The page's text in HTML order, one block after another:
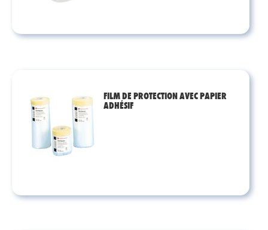
FILM DE PROTECTION AVEC PAPIER
ADHÉSIF